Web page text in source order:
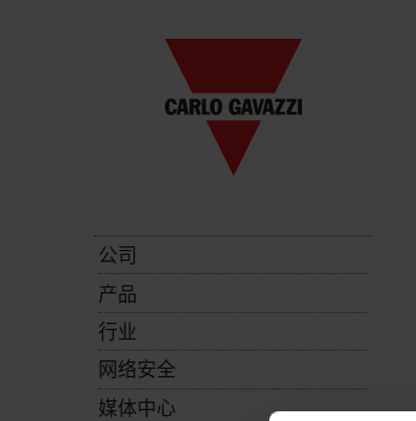
公司
产品
行业
网络安全
媒体中心